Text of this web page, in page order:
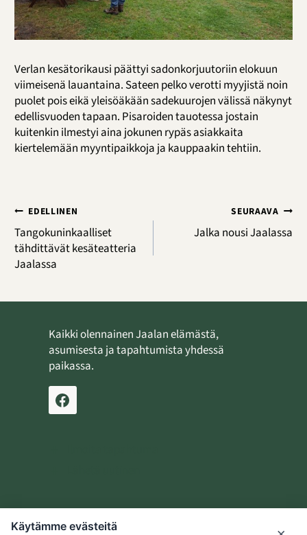
Verlan kesätorikausi päättyi sadonkorjuutoriin elokuun
viimeisenä lauantaina. Sateen pelko verotti myyjistä noin
puolet pois eikä yleisöäkään sadekuurojen välissä näkynyt
edellisvuoden tapaan. Pisaroiden tauotessa jostain
kuitenkin ilmestyi aina jokunen rypäs asiakkaita
kiertelemään myyntipaikkoja ja kauppaakin tehtiin.
Artikkelien
selaus
EDELLINEN
Tangokuninkaalliset
tähdittävät kesäteatteria
Jaalassa
SEURAAVA
Jalka nousi Jaalassa
Kaikki olennainen Jaalan elämästä,
asumisesta ja tapahtumista yhdessä
paikassa.
Jaalan kotiseutusäätiö
Käytämme evästeitä